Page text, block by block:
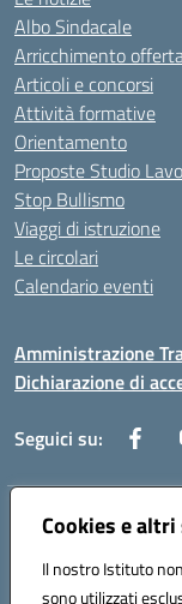
Cookies e
Il nostro Istituto
sono utilizzati
Albo Sindacale
Arricchimento
Articoli e concorsi
Attività formative
Orientamento
Proposte Studio
Stop Bullismo
Viaggi di istruzione
Le circolari
Calendario eventi
Amministrazione
Dichiarazione di
Seguici su:
Indirizzo:Corso
Posta elettronica